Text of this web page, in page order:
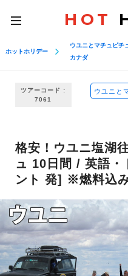
toggle
navigation
HOT
ホットホリデー
ウユニとマチュピチ
カナダ
ツアーコード :
7061
ウユニと
格安！ウユニ塩湖
ュ 10日間 / 英語・
ント 発] ※燃料込